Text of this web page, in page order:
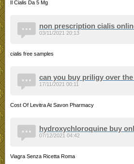
Il Cialis Da 5 Mg
non prescription cialis
cialis free samples
03/11/2021 20:13
can you buy priligy over
Cost Of Levitra At Savon Pharmacy
17/11/2021 00:11
hydroxychloroquine buy
Viagra Senza Ricetta Roma
07/12/2021 04:42